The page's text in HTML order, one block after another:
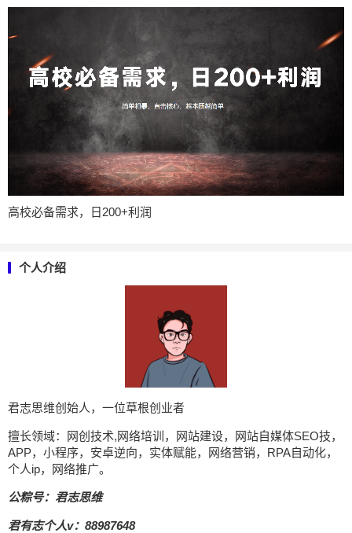
高校必备需求，日200+利润
个人介绍
君志思维创始人，一位草根创业者
擅长领域：网创技术,网络培训，网站建设，网站自媒体SEO技，
APP，小程序，安卓逆向，实体赋能，网络营销，RPA自动化，
个人ip，网络推广。
公粽号：君志思维
君有志个人v：88987648